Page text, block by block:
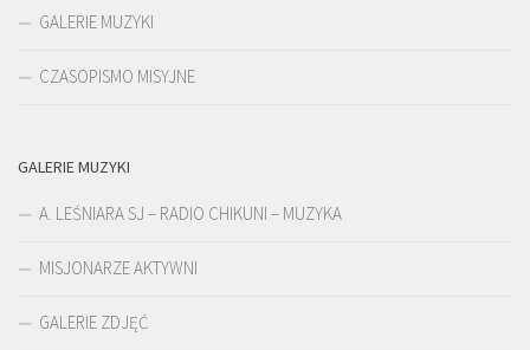
GALERIE MUZYKI
CZASOPISMO MISYJNE
GALERIE MUZYKI
A. LEŚNIARA SJ – RADIO CHIKUNI – MUZYKA
MISJONARZE AKTYWNI
GALERIE ZDJĘĆ